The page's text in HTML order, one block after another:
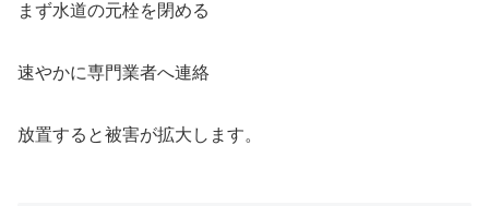
まず水道の元栓を閉める
速やかに専門業者へ連絡
放置すると被害が拡大します。